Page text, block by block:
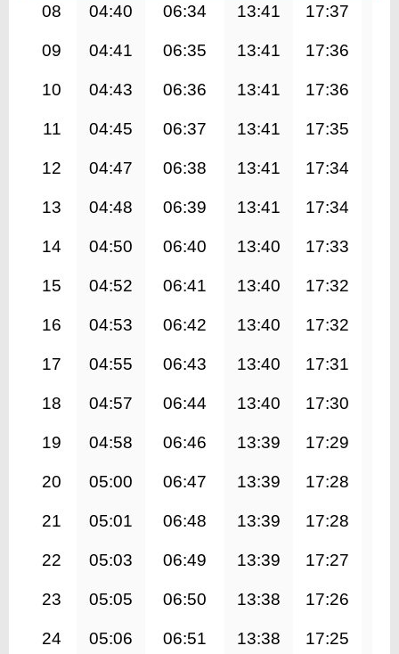
08 04:40 06:34 13:41 17:37
09 04:41 06:35 13:41 17:36
10 04:43 06:36 13:41 17:36
11 04:45 06:37 13:41 17:35
12 04:47 06:38 13:41 17:34
13 04:48 06:39 13:41 17:34
14 04:50 06:40 13:40 17:33
15 04:52 06:41 13:40 17:32
16 04:53 06:42 13:40 17:32
17 04:55 06:43 13:40 17:31
18 04:57 06:44 13:40 17:30
19 04:58 06:46 13:39 17:29
20 05:00 06:47 13:39 17:28
21 05:01 06:48 13:39 17:28
22 05:03 06:49 13:39 17:27
23 05:05 06:50 13:38 17:26
24 05:06 06:51 13:38 17:25